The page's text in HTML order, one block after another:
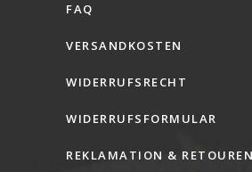
FAQ
VERSANDKOSTEN
WIDERRUFSRECHT
WIDERRUFSFORMULAR
REKLAMATION & RETOUREN